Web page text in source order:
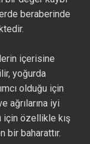
beraberinde
içerisine
yoğurda
olduğu için
ağrılarına iyi
özellikle kış
bir baharattır.